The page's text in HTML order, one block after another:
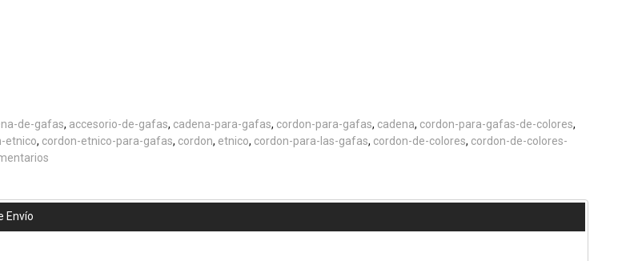
de-gafas accesorio-de-gafas cadena-para-gafas cordon-para-gafas cadena cordon-para-gafas-de-colores
etnico cordon-etnico-para-gafas cordon etnico cordon-para-las-gafas cordon-de-colores cordon-de-colores-
Envío